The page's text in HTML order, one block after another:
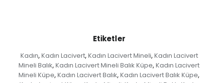
Etiketler
Kadın, Kadın Lacivert, Kadın Lacivert Mineli, Kadın Lacivert
Mineli Balık, Kadın Lacivert Mineli Balık Küpe, Kadın Lacivert
Mineli Küpe, Kadın Lacivert Balık, Kadın Lacivert Balık Küpe,